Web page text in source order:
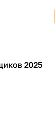
2025